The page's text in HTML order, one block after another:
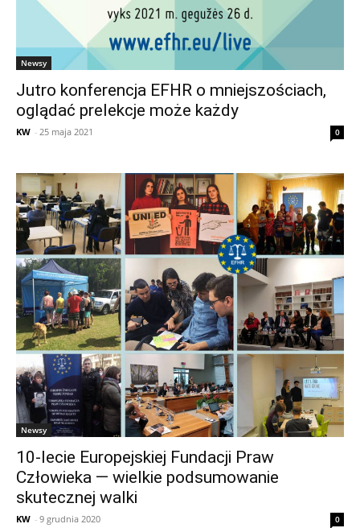
Newsy
Jutro konferencja EFHR o mniejszościach,
oglądać prelekcje może każdy
KW - 25 maja 2021 0
Newsy
10-lecie Europejskiej Fundacji Praw
Człowieka — wielkie podsumowanie
skutecznej walki
KW - 9 grudnia 2020 0